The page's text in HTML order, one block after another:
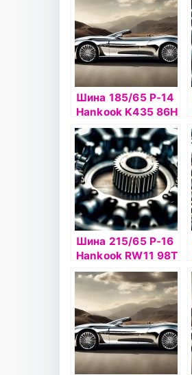
Шина 185/65 Р-14
Hankook K435 86H
Шина 215/65 Р-16
Hankook RW11 98Т
б/к шип